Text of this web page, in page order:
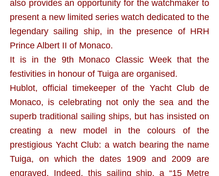
also provides an opportunity for the watchmaker to
present a new limited series watch dedicated to the
legendary sailing ship, in the presence of HRH
Prince Albert II of Monaco.
It is in the 9th Monaco Classic Week that the
festivities in honour of Tuiga are organised.
Hublot, official timekeeper of the Yacht Club de
Monaco, is celebrating not only the sea and the
superb traditional sailing ships, but has insisted on
creating a new model in the colours of the
prestigious Yacht Club: a watch bearing the name
Tuiga, on which the dates 1909 and 2009 are
engraved. Indeed, this sailing ship, a “15 Metre